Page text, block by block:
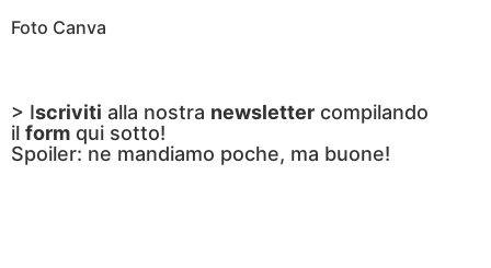
Foto Canva
> Iscriviti alla nostra newsletter compilando
il form qui sotto!
Spoiler: ne mandiamo poche, ma buone!